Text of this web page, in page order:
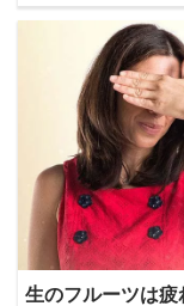
生のフルーツは疲